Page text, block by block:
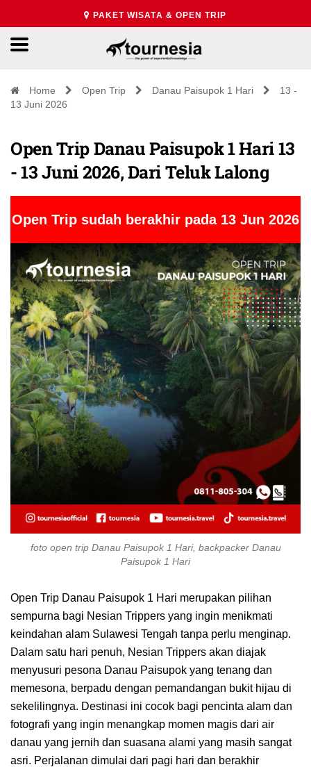
PAKET WISATA & OPEN TRIP
Home Open Trip Danau Paisupok 1 Hari
13 -
13 Juni 2026
Open Trip Danau Paisupok 1 Hari 13
- 13 Juni 2026, Dari Teluk Lalong
Open Trip sudah berakhir pada 13 Jun 2026
foto open trip Danau Paisupok 1 Hari, backpacker Danau
Paisupok 1 Hari
Open Trip Danau Paisupok 1 Hari merupakan pilihan
sempurna bagi Nesian Trippers yang ingin menikmati
keindahan alam Sulawesi Tengah tanpa perlu menginap.
Dalam satu hari penuh, Nesian Trippers akan diajak
menyusuri pesona Danau Paisupok yang tenang dan
memesona, berpadu dengan pemandangan bukit hijau di
sekelilingnya. Destinasi ini cocok bagi pencinta alam dan
fotografi yang ingin menangkap momen magis dari air
danau yang jernih dan suasana alami yang masih sangat
asri. Perjalanan dimulai dari pagi hari dan berakhir